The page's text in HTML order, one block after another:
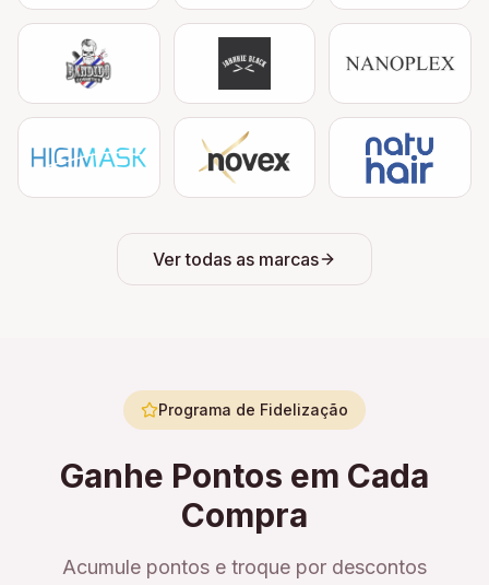
Ver todas as marcas
Programa de Fidelização
Ganhe Pontos em Cada
Compra
Acumule pontos e troque por descontos